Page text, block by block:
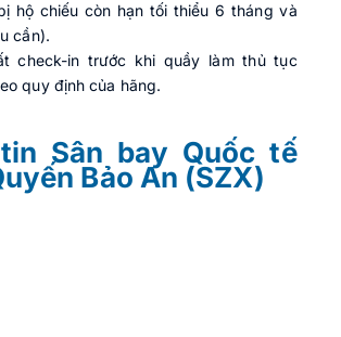
hộ chiếu còn hạn tối thiểu 6 tháng và
cần).
check-in trước khi quầy làm thủ tục
quy định của hãng.
Sân bay Quốc tế
Bảo An (SZX)